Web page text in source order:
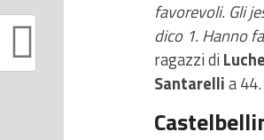
favorevoli. Gli
dico 1. Hanno
ragazzi di
Santarellia